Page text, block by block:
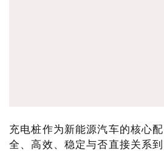
充电桩作为新能源汽车的核心
全、高效、稳定与否直接关系